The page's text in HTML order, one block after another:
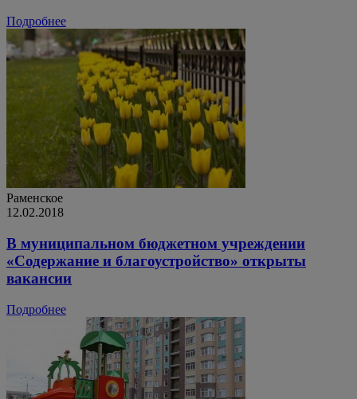
Подробнее
Раменское
12.02.2018
В муниципальном бюджетном учреждении
«Содержание и благоустройство» открыты
вакансии
Подробнее